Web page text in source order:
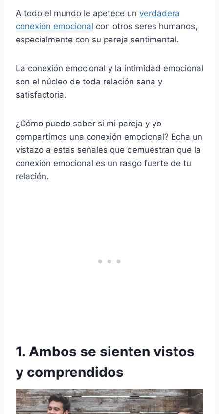
A todo el mundo le apetece un verdadera
conexión emocional con otros seres humanos,
especialmente con su pareja sentimental.
La conexión emocional y la intimidad emocional
son el núcleo de toda relación sana y
satisfactoria.
¿Cómo puedo saber si mi pareja y yo
compartimos una conexión emocional? Echa un
vistazo a estas señales que demuestran que la
conexión emocional es un rasgo fuerte de tu
relación.
1. Ambos se sienten vistos
y comprendidos